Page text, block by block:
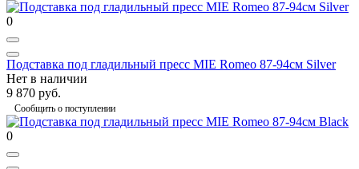
0
Подставка под гладильный пресс MIE Romeo 87-94см Silver
Нет в наличии
9 870 руб.
Сообщить о поступлении
0